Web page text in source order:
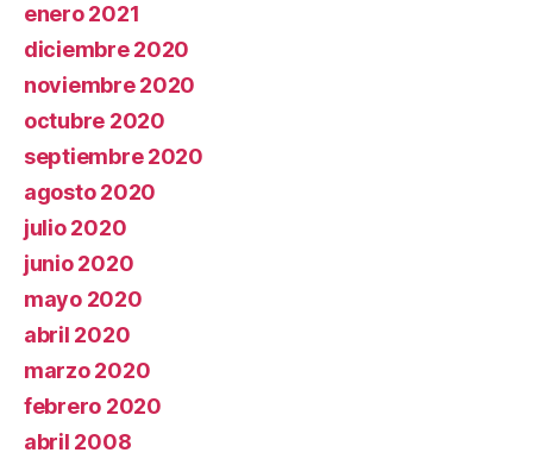
enero 2021
diciembre 2020
noviembre 2020
octubre 2020
septiembre 2020
agosto 2020
julio 2020
junio 2020
mayo 2020
abril 2020
marzo 2020
febrero 2020
abril 2008